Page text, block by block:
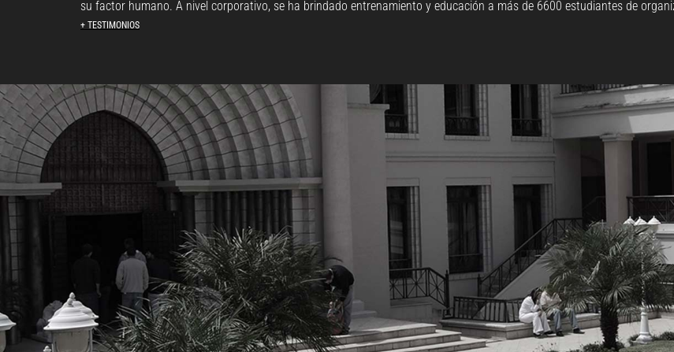
su factor humano. A nivel corporativo, se ha brindado entrenamiento y educación a más de 6600 estudiantes de
+ TESTIMONIOS